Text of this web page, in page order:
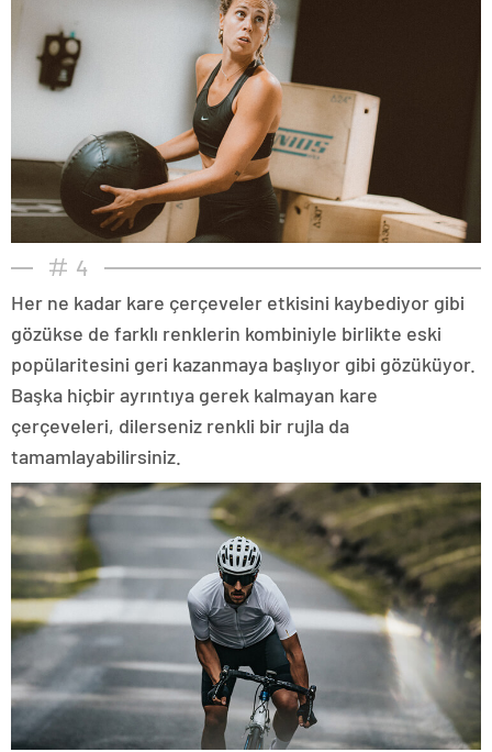
4
Her ne kadar kare çerçeveler etkisini kaybediyor gibi
gözükse de farklı renklerin kombiniyle birlikte eski
popülaritesini geri kazanmaya başlıyor gibi gözüküyor.
Başka hiçbir ayrıntıya gerek kalmayan kare
çerçeveleri, dilerseniz renkli bir rujla da
tamamlayabilirsiniz.